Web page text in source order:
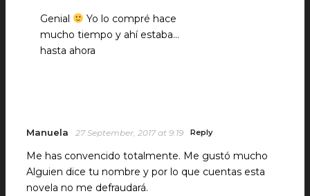
Genial
Yo lo compré hace
mucho tiempo y ahí estaba…
hasta ahora
Manuela 27 September, 2017 at 9:19 Reply
Me has convencido totalmente. Me gustó mucho
Alguien dice tu nombre y por lo que cuentas esta
novela no me defraudará.